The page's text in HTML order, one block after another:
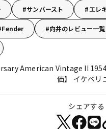
サンバースト エレ
Fender 向井のレビュー一覧
American Vintage II
価】
イケベリ
シェアする